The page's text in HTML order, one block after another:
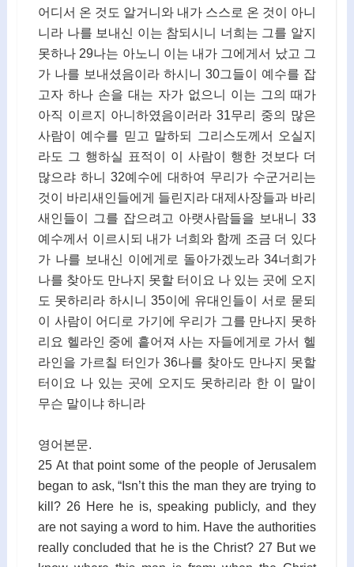
어디서 온 것도 알거니와 내가 스스로 온 것이 아니
니라 나를 보내신 이는 참되시니 너희는 그를 알지
못하나 29나는 아노니 이는 내가 그에게서 났고 그
가 나를 보내셨음이라 하시니 30그들이 예수를 잡
고자 하나 손을 대는 자가 없으니 이는 그의 때가
아직 이르지 아니하였음이러라 31무리 중의 많은
사람이 예수를 믿고 말하되 그리스도께서 오실지
라도 그 행하실 표적이 이 사람이 행한 것보다 더
많으랴 하니 32예수에 대하여 무리가 수군거리는
것이 바리새인들에게 들린지라 대제사장들과 바리
새인들이 그를 잡으려고 아랫사람들을 보내니 33
예수께서 이르시되 내가 너희와 함께 조금 더 있다
가 나를 보내신 이에게로 돌아가겠노라 34너희가
나를 찾아도 만나지 못할 터이요 나 있는 곳에 오지
도 못하리라 하시니 35이에 유대인들이 서로 묻되
이 사람이 어디로 가기에 우리가 그를 만나지 못하
리요 헬라인 중에 흩어져 사는 자들에게로 가서 헬
라인을 가르칠 터인가 36나를 찾아도 만나지 못할
터이요 나 있는 곳에 오지도 못하리라 한 이 말이
무슨 말이냐 하니라
영어본문.
25 At that point some of the people of Jerusalem
began to ask, “Isn’t this the man they are trying to
kill? 26 Here he is, speaking publicly, and they
are not saying a word to him. Have the authorities
really concluded that he is the Christ? 27 But we